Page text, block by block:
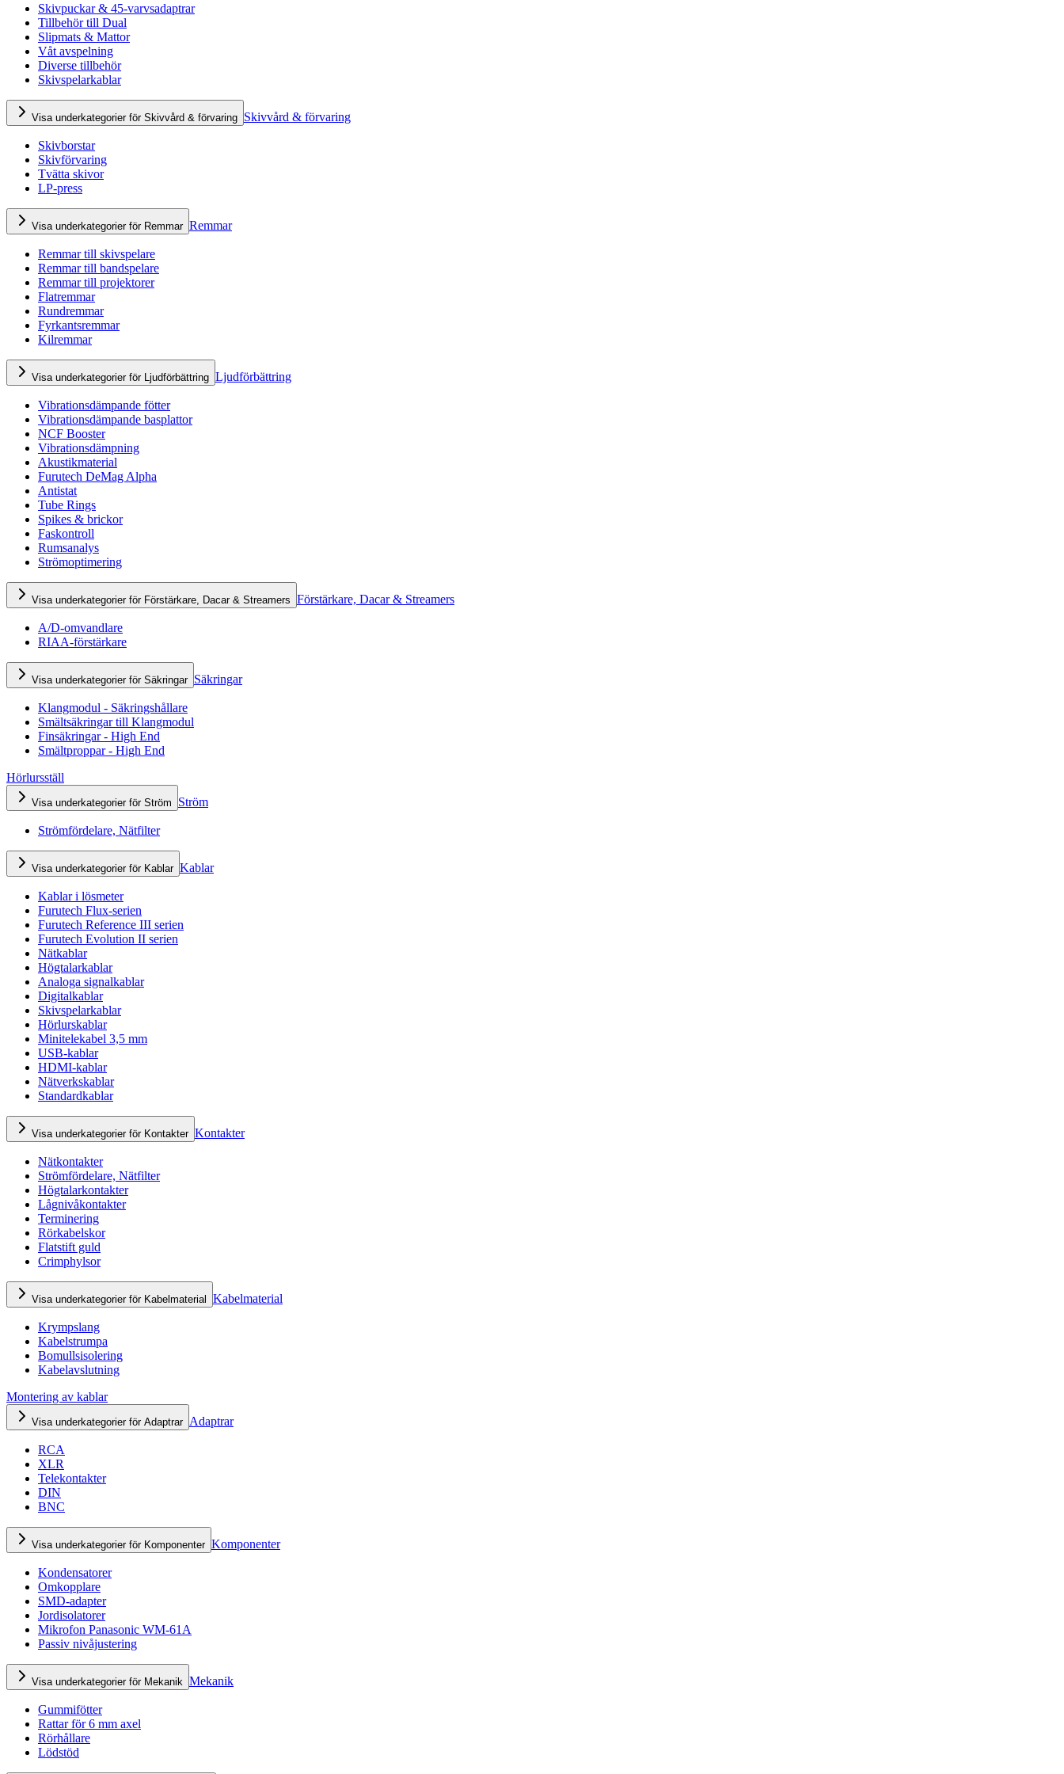
Skivpuckar & 45-varvsadaptrar
Tillbehör till Dual
Slipmats & Mattor
Våt avspelning
Diverse tillbehör
Skivspelarkablar
Visa underkategorier för Skivvård & förvaring Skivvård & förvaring
Skivborstar
Skivförvaring
Tvätta skivor
LP-press
Visa underkategorier för Remmar Remmar
Remmar till skivspelare
Remmar till bandspelare
Remmar till projektorer
Flatremmar
Rundremmar
Fyrkantsremmar
Kilremmar
Visa underkategorier för Ljudförbättring Ljudförbättring
Vibrationsdämpande fötter
Vibrationsdämpande basplattor
NCF Booster
Vibrationsdämpning
Akustikmaterial
Furutech DeMag Alpha
Antistat
Tube Rings
Spikes & brickor
Faskontroll
Rumsanalys
Strömoptimering
Visa underkategorier för Förstärkare, Dacar & Streamers Förstärkare, Dacar & Streamers
A/D-omvandlare
RIAA-förstärkare
Visa underkategorier för Säkringar Säkringar
Klangmodul - Säkringshållare
Smältsäkringar till Klangmodul
Finsäkringar - High End
Smältproppar - High End
Hörlursställ
Visa underkategorier för Ström Ström
Strömfördelare, Nätfilter
Visa underkategorier för Kablar Kablar
Kablar i lösmeter
Furutech Flux-serien
Furutech Reference III serien
Furutech Evolution II serien
Nätkablar
Högtalarkablar
Analoga signalkablar
Digitalkablar
Skivspelarkablar
Hörlurskablar
Minitelekabel 3,5 mm
USB-kablar
HDMI-kablar
Nätverkskablar
Standardkablar
Visa underkategorier för Kontakter Kontakter
Nätkontakter
Strömfördelare, Nätfilter
Högtalarkontakter
Lågnivåkontakter
Terminering
Rörkabelskor
Flatstift guld
Crimphylsor
Visa underkategorier för Kabelmaterial Kabelmaterial
Krympslang
Kabelstrumpa
Bomullsisolering
Kabelavslutning
Montering av kablar
Visa underkategorier för Adaptrar Adaptrar
RCA
XLR
Telekontakter
DIN
BNC
Visa underkategorier för Komponenter Komponenter
Kondensatorer
Omkopplare
SMD-adapter
Jordisolatorer
Mikrofon Panasonic WM-61A
Passiv nivåjustering
Visa underkategorier för Mekanik Mekanik
Gummifötter
Rattar för 6 mm axel
Rörhållare
Lödstöd